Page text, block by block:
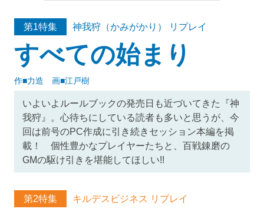
第1特集 神我狩（かみがかり） リプレイ
すべての始まり
作■力造 画■江戸樹
いよいよルールブックの発売日も近づいてきた『神
我狩』。心待ちにしている読者も多いと思うが、今
回は前号のPC作成に引き続きセッション本編を掲
載！ 個性豊かなプレイヤーたちと、百戦錬磨の
GMの駆け引きを堪能してほしい!!
第2特集 キルデスビジネス リプレイ